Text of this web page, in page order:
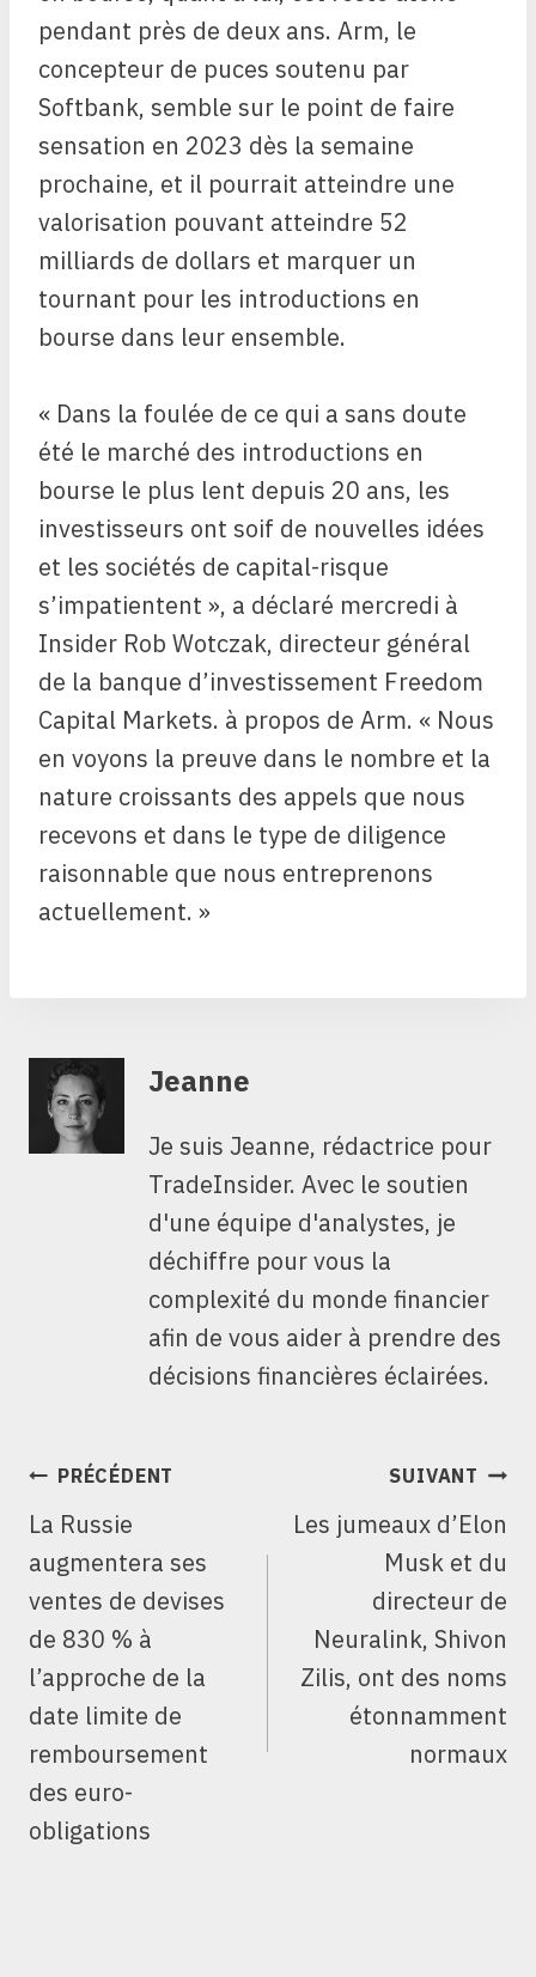
pendant près de deux ans. Arm, le
concepteur de puces soutenu par
Softbank, semble sur le point de faire
sensation en 2023 dès la semaine
prochaine, et il pourrait atteindre une
valorisation pouvant atteindre 52
milliards de dollars et marquer un
tournant pour les introductions en
bourse dans leur ensemble.
« Dans la foulée de ce qui a sans doute
été le marché des introductions en
bourse le plus lent depuis 20 ans, les
investisseurs ont soif de nouvelles idées
et les sociétés de capital-risque
s’impatientent », a déclaré mercredi à
Insider Rob Wotczak, directeur général
de la banque d’investissement Freedom
Capital Markets. à propos de Arm. « Nous
en voyons la preuve dans le nombre et la
nature croissants des appels que nous
recevons et dans le type de diligence
raisonnable que nous entreprenons
actuellement. »
Jeanne
Je suis Jeanne, rédactrice pour
TradeInsider. Avec le soutien
d'une équipe d'analystes, je
déchiffre pour vous la
complexité du monde financier
afin de vous aider à prendre des
décisions financières éclairées.
NAVIGATION
L’ARTICLE
PRÉCÉDENT
La Russie
augmentera ses
ventes de devises
de 830 % à
l’approche de la
date limite de
remboursement
des euro-
obligations
SUIVANT
Les jumeaux d’Elon
Musk et du
directeur de
Neuralink, Shivon
Zilis, ont des noms
étonnamment
normaux